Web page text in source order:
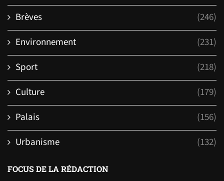
Brèves
(246)
Environnement
(231)
Sport
(218)
Culture
(179)
Palais
(156)
Urbanisme
(132)
FOCUS DE LA RÉDACTION